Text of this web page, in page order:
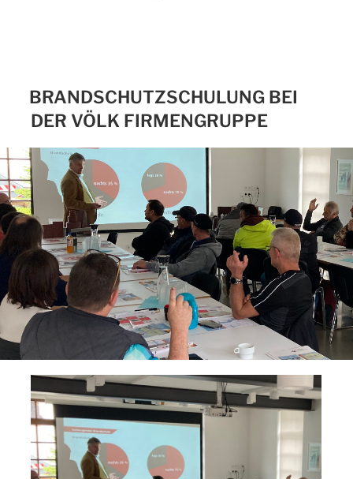
BRANDSCHUTZSCHULUNG BEI
DER VÖLK FIRMENGRUPPE